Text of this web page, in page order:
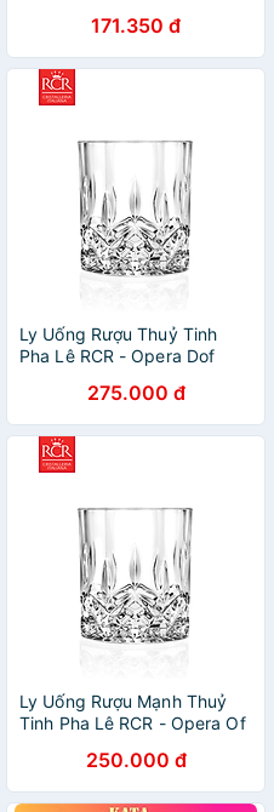
171.350 đ
Ly Uống Rượu Thuỷ Tinh
Pha Lê RCR - Opera Dof
275.000 đ
Ly Uống Rượu Mạnh Thuỷ
Tinh Pha Lê RCR - Opera Of
250.000 đ